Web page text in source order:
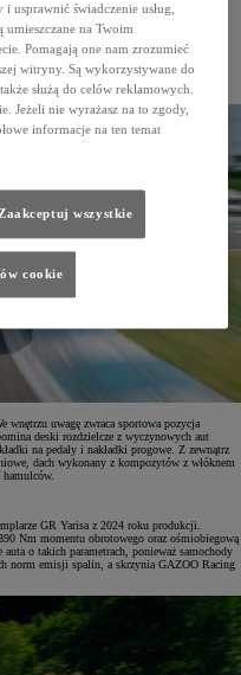
hatchy na rynku. Samochód napędza
o mocy 280 KM i 390 Nm maksymalnego
kierowcami rajdowymi i wyścigowymi
i tylne dyferencjał Torsen LSD.
się ultraszybkimi zmianami
miłośników mechanicznej motoryzacji.
wnętrzu uwagę zwraca sportowa pozycja
deski rozdzielcze z wyczynowych aut
na pedały i nakładki progowe. Z zewnątrz
dach wykonany z kompozytów z włóknem
GR Yarisa z 2024 roku produkcji.
Nm momentu obrotowego oraz ośmiobiegową
o takich parametrach, ponieważ samochody
norm emisji spalin, a skrzynia GAZOO Racing
usprawnić świadczenie usług,
na Twoim
Pomagają one nam zrozumieć
witryny. Są wykorzystywane do
służą do celów reklamowych.
Jeżeli nie wyrażasz na to zgody,
informacje na ten temat
wszystkie
cookie